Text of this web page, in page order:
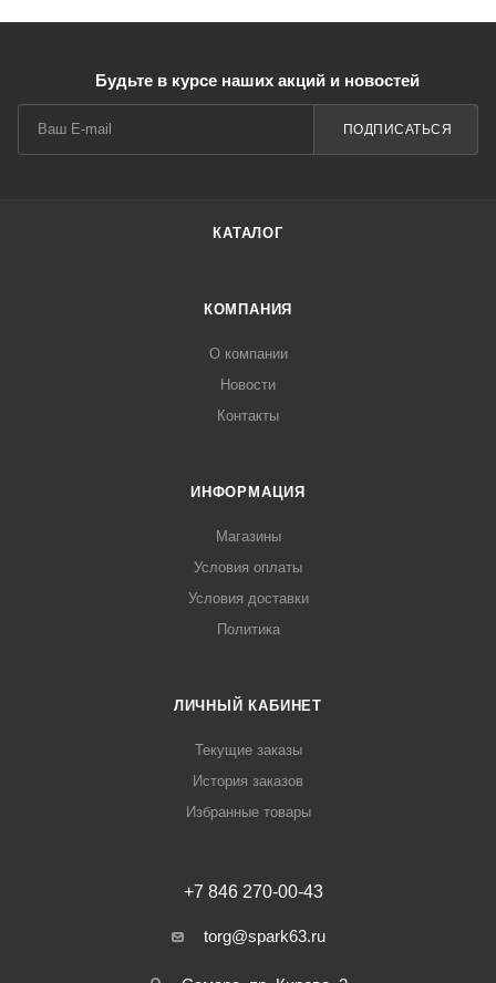
Будьте в курсе наших акций и новостей
ПОДПИСАТЬСЯ
КАТАЛОГ
КОМПАНИЯ
О компании
Новости
Контакты
ИНФОРМАЦИЯ
Магазины
Условия оплаты
Условия доставки
Политика
ЛИЧНЫЙ КАБИНЕТ
Текущие заказы
История заказов
Избранные товары
+7 846 270-00-43
torg@spark63.ru